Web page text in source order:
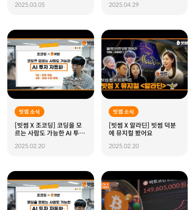
2025.03.05 2025.04.29
빗썸 소식
[빗썸 X 조코딩] 코딩을 모
르는 사람도 가능한 AI 투자
EP.1 강의개요 및 수강 방법
2025.02.20
빗썸 소식
[빗썸 X 알라딘] 빗썸 덕분
에 뮤지컬 봤어요
2025.02.20